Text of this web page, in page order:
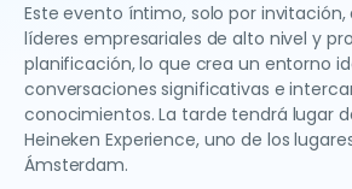
Este evento íntimo, solo por
líderes empresariales de alto nivel y
planificación, lo que crea un entorno
conversaciones significativas e
conocimientos. La tarde tendrá lugar
Heineken Experience, uno de los
Ámsterdam.